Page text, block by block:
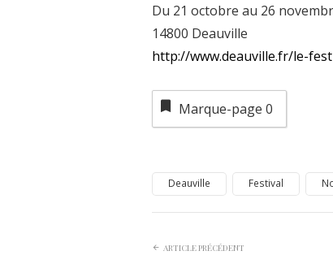
Du 21 octobre au 26
14800 Deauville
http://www.deauville.fr/le-
Marque-page 0
Deauville Festival
ARTICLE PRÉCÉDENT